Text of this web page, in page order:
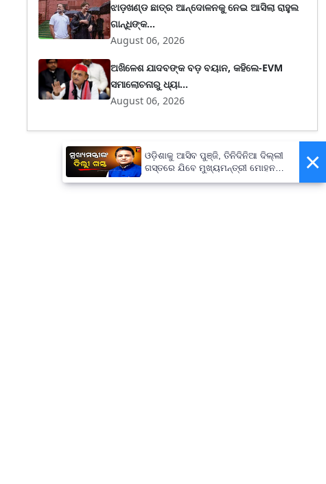
ଝାଡ଼ଖଣ୍ଡ ଛାତ୍ର ଆନ୍ଦୋଳନକୁ ନେଇ ଆସିଲା ରାହୁଲ
ଗାନ୍ଧିଙ୍କ...
August 06, 2026
ଅଖିଳେଶ ଯାଦବଙ୍କ ବଡ଼ ବୟାନ, କହିଲେ-EVM
ସମାଲୋଚନାରୁ ଧ୍ୟା...
August 06, 2026
×
ଓଡ଼ିଶାକୁ ଆସିବ ପୁଞ୍ଜି, ତିନିଦିନିଆ ଦିଲ୍ଲୀ
ଗସ୍ତରେ ଯିବେ ମୁଖ୍ୟମନ୍ତ୍ରୀ ମୋହନ